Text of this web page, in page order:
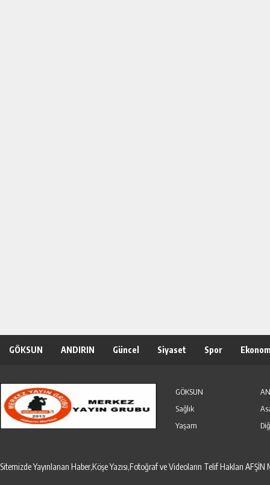
GÖKSUN ANDIRIN Güncel Siyaset Spor
GÖKSUN
Sağlık
Yaşam
Sitemizde Yayınlanan Haber,Köşe Yazısı,Fotoğraf ve Videoların Telif Hakları